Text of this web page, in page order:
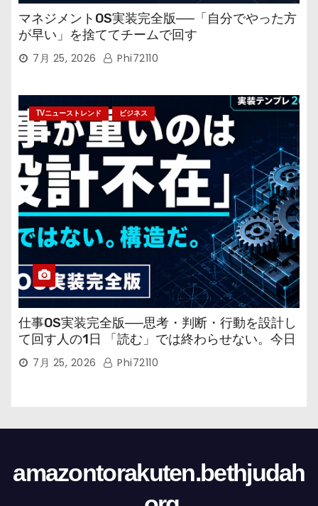
マネジメントOS実装完全版──「自分でやった方
が早い」を捨ててチームで回す
7月 25, 2026 Phi72110
TVニューストレンド ビジネス
仕事OS実装完全版──思考・判断・行動を設計し
て回す人の1日 「読む」では終わらせない。今日
から回す実装書だ。
7月 25, 2026 Phi72110
amazontorakuten.bethjudah